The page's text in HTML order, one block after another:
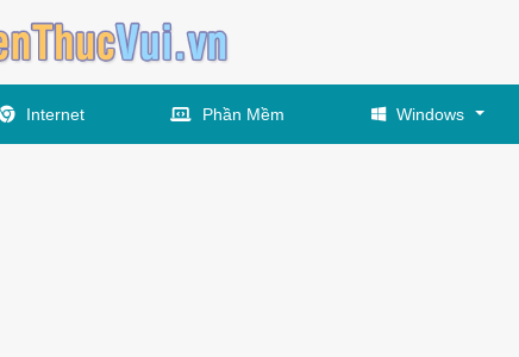
Internet Phần Mềm Windows